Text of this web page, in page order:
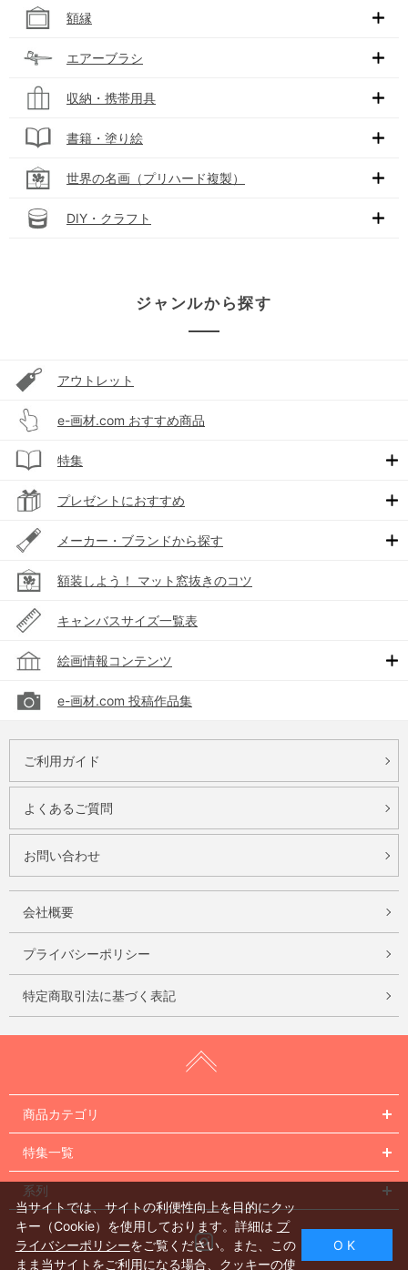
額縁
エアーブラシ
収納・携帯用具
書籍・塗り絵
世界の名画（プリハード複製）
DIY・クラフト
ジャンルから探す
アウトレット
e-画材.com おすすめ商品
特集
プレゼントにおすすめ
メーカー・ブランドから探す
額装しよう！ マット窓抜きのコツ
キャンバスサイズ一覧表
絵画情報コンテンツ
e-画材.com 投稿作品集
ご利用ガイド
よくあるご質問
お問い合わせ
会社概要
プライバシーポリシー
特定商取引法に基づく表記
商品カテゴリ
特集一覧
系列
Instagram
当サイトでは、サイトの利便性向上を目的にクッ
キー（Cookie）を使用しております。詳細は プ
ライバシーポリシーをご覧ください。また、この
まま当サイトをご利用になる場合、クッキーの使
O K